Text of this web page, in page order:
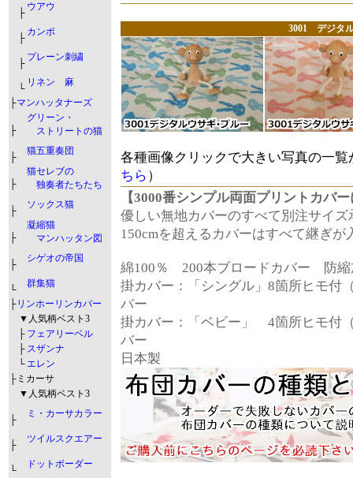
├
ウアウ
├
カンポ
├
プレーン刺繍
└
リネン 麻
├マンハッタナーズ
├
グリーン・
ストリートの猫
├
猫五重奏団
├
猫セレブの
独奏者たちたち
├
ソックス猫
├
凝縮猫
マンハッタン図
├
シゲオの帝国
└
群集猫
├リンホーリンカバー
▼人気柄ベスト3
├ フェアリーベル
├ スザンナ
└ エレン
├ミカーサ
▼人気柄ベスト3
├
ミ・カーサカラー
├
ツイルスクエアー
└
ドットボーダー
3001 デジタ
各種画像クリックで大きい写真の一覧
ちら ）
【3000番シンプル両面プリントカバ
優しい無地カバーのすべて別注サイズ
150cmを超えるカバーはすべて継ぎが
綿100％ 200本ブロードカバー 防縮
掛カバー：「シングル」8箇所ヒモ
バー
掛カバー：「ベビー」 4箇所ヒモ付
バー
日本製